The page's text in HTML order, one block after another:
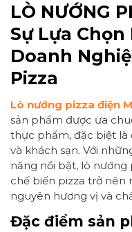
LÒ NƯỚNG
Sự Lựa Chọn
Doanh
Pizza
Lò nướng pizza điện
sản phẩm được ưa
thực phẩm, đặc biệt là
và khách sạn. Với
năng nổi bật, lò nướng
chế biến pizza trở nên
nguyên hương vị và
Đặc điểm sản